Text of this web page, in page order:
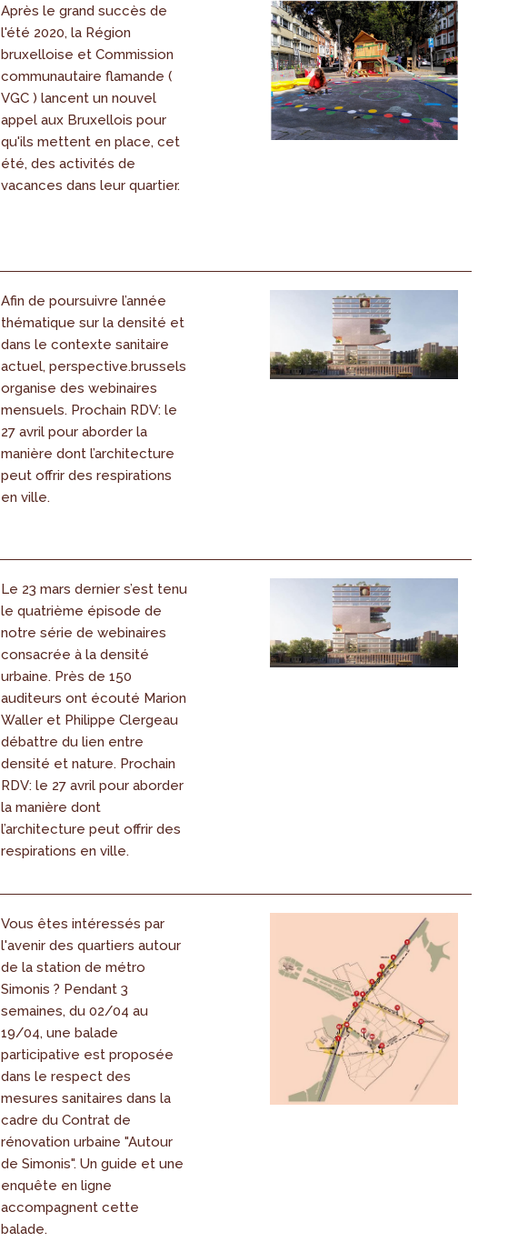
Après le grand succès de
l'été 2020, la Région
bruxelloise et Commission
communautaire flamande (
VGC ) lancent un nouvel
appel aux Bruxellois pour
qu'ils mettent en place, cet
été, des activités de
vacances dans leur quartier.
Afin de poursuivre l’année
thématique sur la densité et
dans le contexte sanitaire
actuel, perspective.brussels
organise des webinaires
mensuels. Prochain RDV: le
27 avril pour aborder la
manière dont l’architecture
peut offrir des respirations
en ville.
Le 23 mars dernier s’est tenu
le quatrième épisode de
notre série de webinaires
consacrée à la densité
urbaine. Près de 150
auditeurs ont écouté Marion
Waller et Philippe Clergeau
débattre du lien entre
densité et nature. Prochain
RDV: le 27 avril pour aborder
la manière dont
l’architecture peut offrir des
respirations en ville.
Vous êtes intéressés par
l'avenir des quartiers autour
de la station de métro
Simonis ? Pendant 3
semaines, du 02/04 au
19/04, une balade
participative est proposée
dans le respect des
mesures sanitaires dans la
cadre du Contrat de
rénovation urbaine "Autour
de Simonis". Un guide et une
enquête en ligne
accompagnent cette
balade.